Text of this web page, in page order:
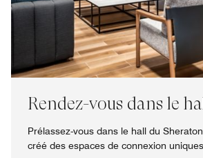
Rendez-vous dans le
Prélassez-vous dans le hall du
créé des espaces de connexion